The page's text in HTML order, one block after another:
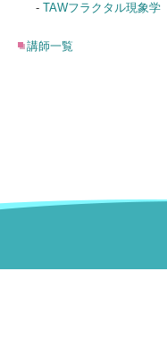
- TAWフラクタル現象学
講師一覧